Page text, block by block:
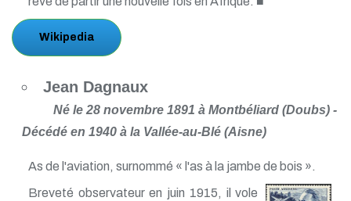
Wikipedia
Jean Dagnaux
Né le 28 novembre 1891 à Montbéliard (Doubs) -
Décédé en 1940 à la Vallée-au-Blé (Aisne)
As de l'aviation, surnommé « l'as à la jambe de bois ».
Breveté observateur en juin 1915, il vole